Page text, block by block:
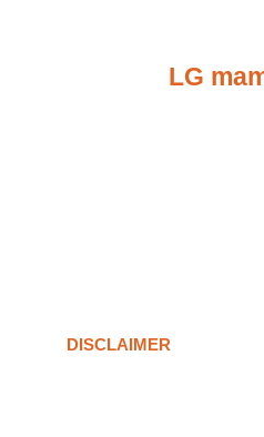
LG
DISCLAIMER